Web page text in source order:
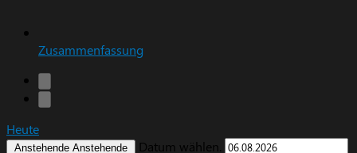
Zusammenfassung
Heute
Anstehende Anstehende Datum wählen.